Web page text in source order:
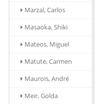
Marzal, Carlos
Masaoka, Shiki
Mateos, Miguel
Matute, Carmen
Maurois, André
Meir, Golda